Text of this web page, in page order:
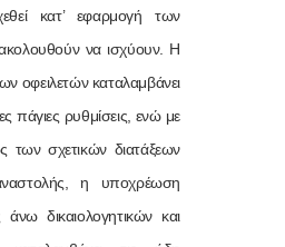
κατ’ εφαρμογή των
να ισχύουν. Η
οφειλετών καταλαμβάνει
πάγιες ρυθμίσεις, ενώ με
των σχετικών διατάξεων
η υποχρέωση
δικαιολογητικών και